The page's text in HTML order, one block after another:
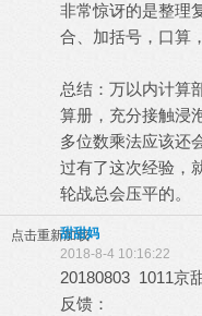
非常惊讶的是整理
合、加括号，口算
总结：万以内计算
算册，充分接触浸
多位数乘法应该还
过有了这次经验，
轮战总会压平的。
点击重新加载
甜甜妈
2018-8-4 10:16:22
20180803 1011京
反馈：